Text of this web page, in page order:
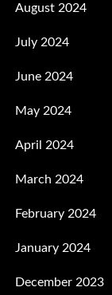
August 2024
July 2024
June 2024
May 2024
April 2024
March 2024
February 2024
January 2024
December 2023